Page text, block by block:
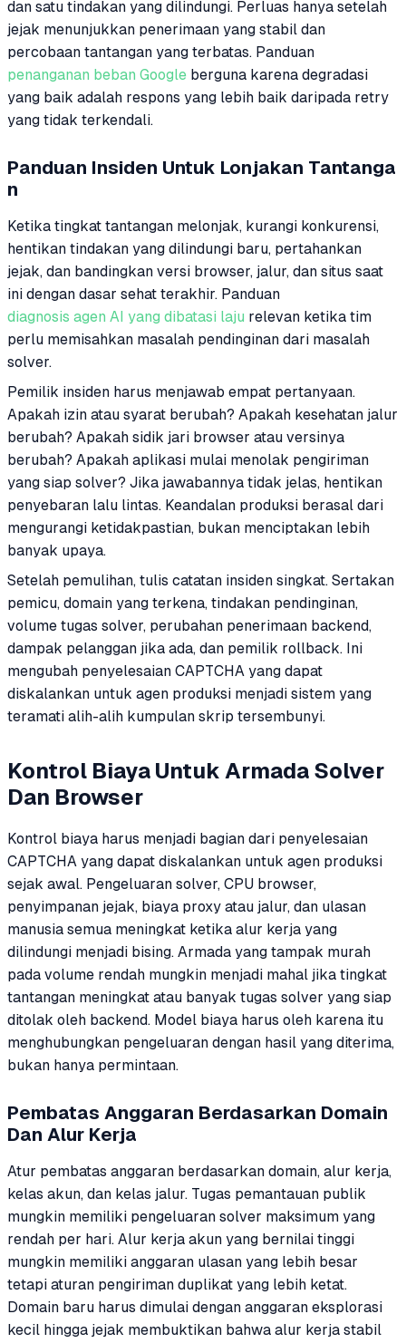
dan satu tindakan yang dilindungi. Perluas hanya setelah
jejak menunjukkan penerimaan yang stabil dan
percobaan tantangan yang terbatas. Panduan
penanganan beban Google berguna karena degradasi
yang baik adalah respons yang lebih baik daripada retry
yang tidak terkendali.
Panduan Insiden Untuk Lonjakan Tantanga
n
Ketika tingkat tantangan melonjak, kurangi konkurensi,
hentikan tindakan yang dilindungi baru, pertahankan
jejak, dan bandingkan versi browser, jalur, dan situs saat
ini dengan dasar sehat terakhir. Panduan
diagnosis agen AI yang dibatasi laju relevan ketika tim
perlu memisahkan masalah pendinginan dari masalah
solver.
Pemilik insiden harus menjawab empat pertanyaan.
Apakah izin atau syarat berubah? Apakah kesehatan jalur
berubah? Apakah sidik jari browser atau versinya
berubah? Apakah aplikasi mulai menolak pengiriman
yang siap solver? Jika jawabannya tidak jelas, hentikan
penyebaran lalu lintas. Keandalan produksi berasal dari
mengurangi ketidakpastian, bukan menciptakan lebih
banyak upaya.
Setelah pemulihan, tulis catatan insiden singkat. Sertakan
pemicu, domain yang terkena, tindakan pendinginan,
volume tugas solver, perubahan penerimaan backend,
dampak pelanggan jika ada, dan pemilik rollback. Ini
mengubah penyelesaian CAPTCHA yang dapat
diskalankan untuk agen produksi menjadi sistem yang
teramati alih-alih kumpulan skrip tersembunyi.
Kontrol Biaya Untuk Armada Solver
Dan Browser
Kontrol biaya harus menjadi bagian dari penyelesaian
CAPTCHA yang dapat diskalankan untuk agen produksi
sejak awal. Pengeluaran solver, CPU browser,
penyimpanan jejak, biaya proxy atau jalur, dan ulasan
manusia semua meningkat ketika alur kerja yang
dilindungi menjadi bising. Armada yang tampak murah
pada volume rendah mungkin menjadi mahal jika tingkat
tantangan meningkat atau banyak tugas solver yang siap
ditolak oleh backend. Model biaya harus oleh karena itu
menghubungkan pengeluaran dengan hasil yang diterima,
bukan hanya permintaan.
Pembatas Anggaran Berdasarkan Domain
Dan Alur Kerja
Atur pembatas anggaran berdasarkan domain, alur kerja,
kelas akun, dan kelas jalur. Tugas pemantauan publik
mungkin memiliki pengeluaran solver maksimum yang
rendah per hari. Alur kerja akun yang bernilai tinggi
mungkin memiliki anggaran ulasan yang lebih besar
tetapi aturan pengiriman duplikat yang lebih ketat.
Domain baru harus dimulai dengan anggaran eksplorasi
kecil hingga jejak membuktikan bahwa alur kerja stabil